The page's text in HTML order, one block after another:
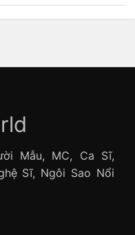
Mẫu, MC, Ca Sĩ,
Sĩ, Ngôi Sao Nổi